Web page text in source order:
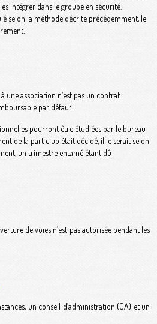
intégrer dans le groupe en sécurité.
selon la méthode décrite précédemment, le
une association n’est pas un contrat
par défaut.
pourront être étudiées par le bureau
de la part club était décidé, il le serait selon
un trimestre entamé étant dû
de voies n’est pas autorisée pendant les
un conseil d’administration (CA) et un